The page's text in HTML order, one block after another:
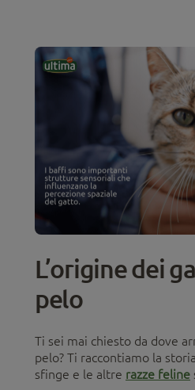
L’origine dei
pelo
Ti sei mai chiesto da dove
pelo? Ti raccontiamo la
sfinge e le altre razze feline